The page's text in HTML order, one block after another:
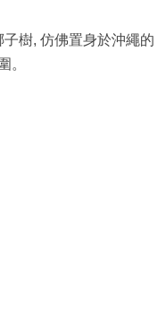
樹, 仿佛置身於沖繩的
。